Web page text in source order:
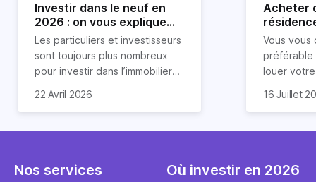
Investir dans le neuf en
2026 : on vous explique
tout !
Les particuliers et investisseurs
sont toujours plus nombreux
pour investir dans l’immobilier
nombreux avantages à choisir
expliquons tout dans cet
22 Avril 2026
Acheter
règle
révélée
Vous vous
préférable
louer
expert en
règle
l'argent
principale
16 Juillet
Nos services
Où investir en 2026